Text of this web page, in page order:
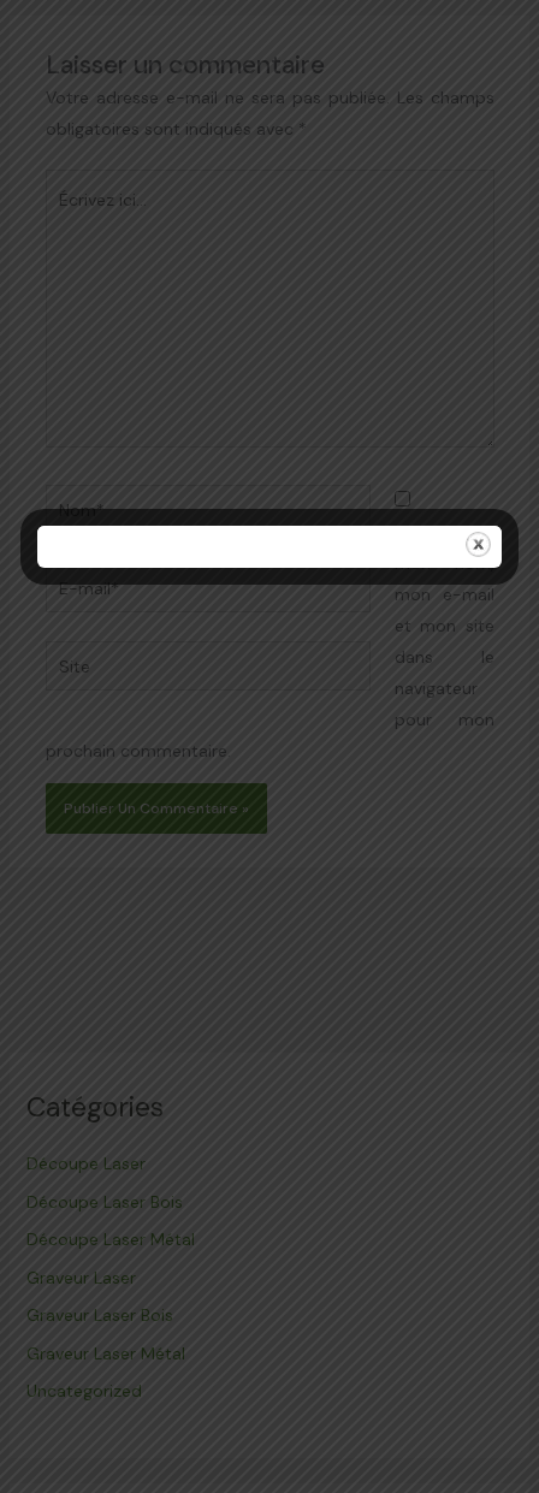
Laisser un commentaire
Votre adresse e-mail ne sera pas publiée.
Les champs
obligatoires sont indiqués avec *
Nom*
Site
Enregistrer
mon nom,
mon e-mail
et mon site
dans le
navigateur
pour mon
prochain commentaire.
Catégories
Découpe Laser
Découpe Laser Bois
Découpe Laser Métal
Graveur Laser
Graveur Laser Bois
Graveur Laser Métal
Uncategorized